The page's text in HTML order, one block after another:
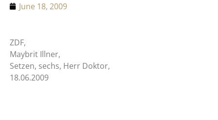
June 18, 2009
ZDF,
Maybrit Illner,
Setzen, sechs, Herr Doktor,
18.06.2009